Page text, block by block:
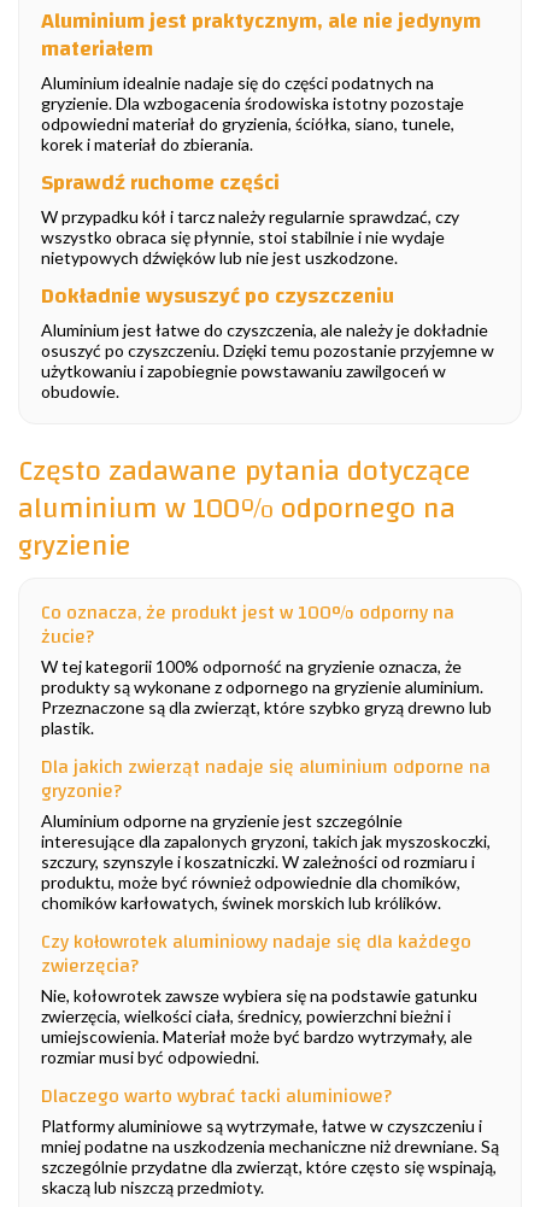
Aluminium jest praktycznym, ale nie jedynym
materiałem
Aluminium idealnie nadaje się do części podatnych na
gryzienie. Dla wzbogacenia środowiska istotny pozostaje
odpowiedni materiał do gryzienia, ściółka, siano, tunele,
korek i materiał do zbierania.
Sprawdź ruchome części
W przypadku kół i tarcz należy regularnie sprawdzać, czy
wszystko obraca się płynnie, stoi stabilnie i nie wydaje
nietypowych dźwięków lub nie jest uszkodzone.
Dokładnie wysuszyć po czyszczeniu
Aluminium jest łatwe do czyszczenia, ale należy je dokładnie
osuszyć po czyszczeniu. Dzięki temu pozostanie przyjemne w
użytkowaniu i zapobiegnie powstawaniu zawilgoceń w
obudowie.
Często zadawane pytania dotyczące
aluminium w 100% odpornego na
gryzienie
Co oznacza, że produkt jest w 100% odporny na
żucie?
W tej kategorii 100% odporność na gryzienie oznacza, że
produkty są wykonane z odpornego na gryzienie aluminium.
Przeznaczone są dla zwierząt, które szybko gryzą drewno lub
plastik.
Dla jakich zwierząt nadaje się aluminium odporne na
gryzonie?
Aluminium odporne na gryzienie jest szczególnie
interesujące dla zapalonych gryzoni, takich jak myszoskoczki,
szczury, szynszyle i koszatniczki. W zależności od rozmiaru i
produktu, może być również odpowiednie dla chomików,
chomików karłowatych, świnek morskich lub królików.
Czy kołowrotek aluminiowy nadaje się dla każdego
zwierzęcia?
Nie, kołowrotek zawsze wybiera się na podstawie gatunku
zwierzęcia, wielkości ciała, średnicy, powierzchni bieżni i
umiejscowienia. Materiał może być bardzo wytrzymały, ale
rozmiar musi być odpowiedni.
Dlaczego warto wybrać tacki aluminiowe?
Platformy aluminiowe są wytrzymałe, łatwe w czyszczeniu i
mniej podatne na uszkodzenia mechaniczne niż drewniane. Są
szczególnie przydatne dla zwierząt, które często się wspinają,
skaczą lub niszczą przedmioty.